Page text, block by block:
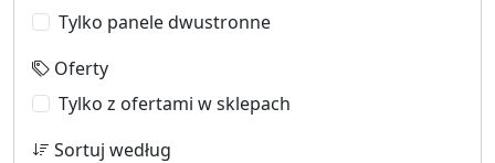
Tylko panele dwustronne
Oferty
Tylko z ofertami w sklepach
Sortuj według